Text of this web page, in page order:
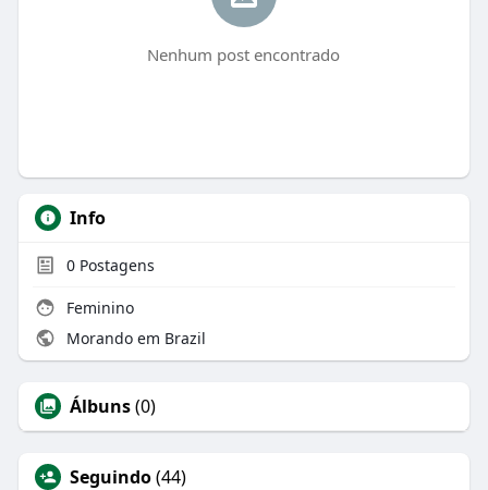
Nenhum post encontrado
Info
0Postagens
Feminino
Morando em Brazil
Álbuns(0)
Seguindo(44)